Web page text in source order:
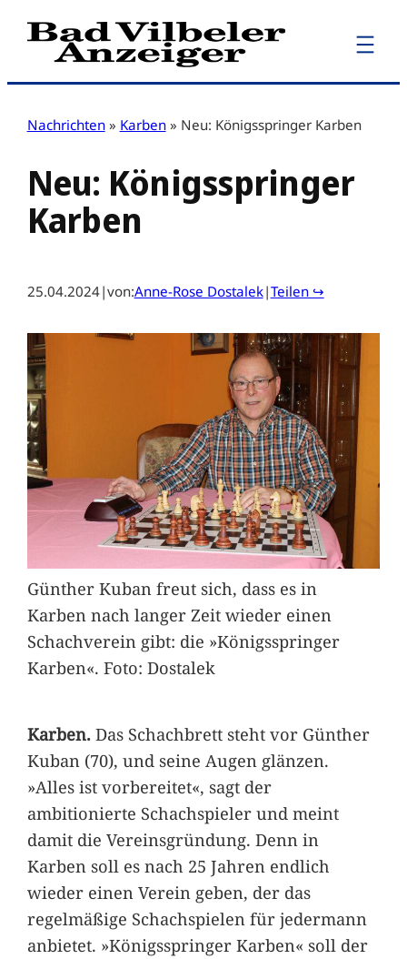
Zum
Inhalt
Nachrichten » Karben » Neu: Königsspringer Karben
Neu: Königsspringer
Karben
25.04.2024|von:Anne-Rose Dostalek|Teilen ↪
Günther Kuban freut sich, dass es in
Karben nach langer Zeit wieder einen
Schachverein gibt: die »Königsspringer
Karben«. Foto: Dostalek
Karben.Das Schachbrett steht vor Günther
Kuban (70), und seine Augen glänzen.
»Alles ist vorbereitet«, sagt der
ambitionierte Schachspieler und meint
damit die Vereinsgründung. Denn in
Karben soll es nach 25 Jahren endlich
wieder einen Verein geben, der das
regelmäßige Schachspielen für jedermann
anbietet. »Königsspringer Karben« soll der